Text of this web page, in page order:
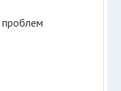
проблем